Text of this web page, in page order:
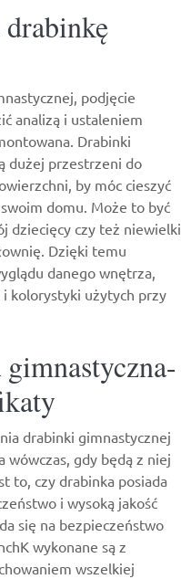
podjęcie
analizą i ustaleniem
Drabinki
dużej przestrzeni do
by móc cieszyć
domu. Może to być
dziecięcy czy też niewielki
Dzięki temu
danego wnętrza,
kolorystyki użytych przy
drabinki gimnastycznej
wówczas, gdy będą z niej
to, czy drabinka posiada
i wysoką jakość
się na bezpieczeństwo
wykonane są z
wszelkiej